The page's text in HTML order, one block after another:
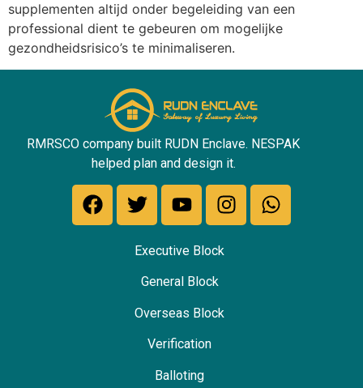
supplementen altijd onder begeleiding van een
professional dient te gebeuren om mogelijke
gezondheidsrisico’s te minimaliseren.
RMRSCO company built RUDN Enclave. NESPAK
helped plan and design it.
Executive Block
General Block
Overseas Block
Verification
Balloting